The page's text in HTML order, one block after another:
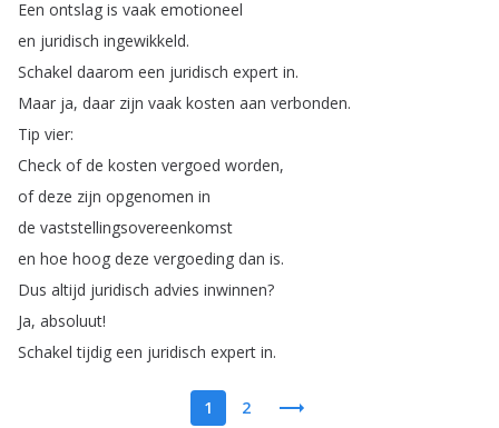
Een ontslag is vaak emotioneel
en juridisch ingewikkeld.
Schakel daarom een juridisch expert in.
Maar ja, daar zijn vaak kosten aan verbonden.
Tip vier:
Check of de kosten vergoed worden,
of deze zijn opgenomen in
de vaststellingsovereenkomst
en hoe hoog deze vergoeding dan is.
Dus altijd juridisch advies inwinnen?
Ja, absoluut!
Schakel tijdig een juridisch expert in.
1 2